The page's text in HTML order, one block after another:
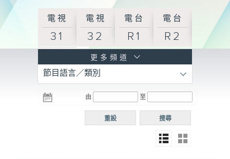
電視
31
電視
32
電台
R1
電台
R2
R3
電台 電台
R5
電台
普通
更多頻道
節目語言／類別
由 至
搜尋
重設